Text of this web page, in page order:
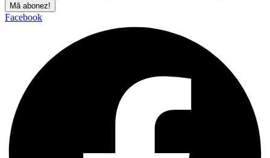
Mă abonez!
Facebook